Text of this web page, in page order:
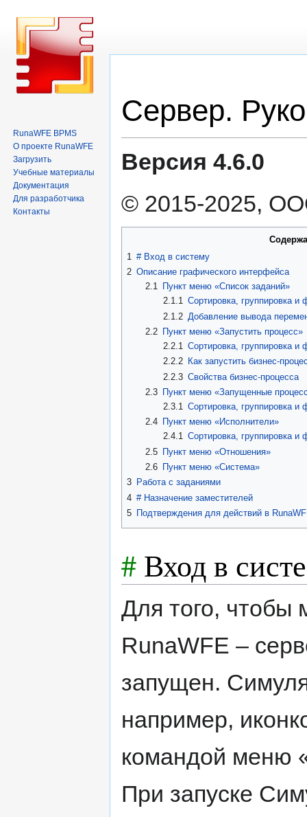
навигации
поиску
Сервер.
Версия 4.6.0
© 2015-2025,
1 # Вход в систему
2 Описание графического интерфейса
2.1
Пункт меню «Список заданий»
2.1.1 Сортировка, группировка и
2.1.2 Добавление вывода
2.2
Пункт меню «Запустить процесс»
2.2.1 Сортировка, группировка и
2.2.2 Как запустить бизнес-
2.2.3 Свойства бизнес-процесса
2.3
Пункт меню «Запущенные
2.3.1 Сортировка, группировка и
2.4
Пункт меню «Исполнители»
2.4.1 Сортировка, группировка и
2.5 Пункт меню «Отношения»
2.6
Пункт меню «Система»
3 Работа с заданиями
4 # Назначение заместителей
5 Подтверждения для действий в
# Вход в
Для того, чтобы
RunaWFE –
запущен.
например,
командой меню
При запуске
RunaWFE BPMS
О проекте RunaWFE
Загрузить
Учебные материалы
Документация
Для разработчика
Контакты